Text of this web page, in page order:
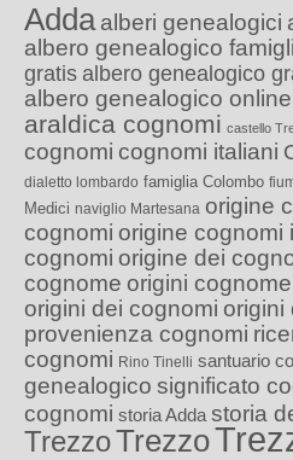
Adda alberi genealogici
albero genealogico
gratis albero genealogico
albero genealogico online
araldica cognomi castello
cognomi cognomi italiani
dialetto lombardo famiglia Colombo
Medici naviglio Martesana origine
cognomi origine cognomi
cognomi origine dei
cognome origini cognome
origini dei cognomi origini
provenienza cognomi
cognomi Rino Tinelli santuario
genealogico significato
cognomi storia Adda storia
TrezzoTrezzo